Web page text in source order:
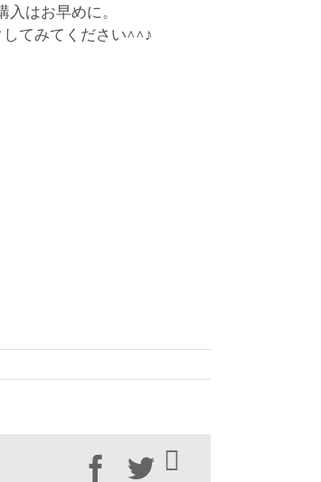
はお早めに。
てみてください^^♪
Facebook
Twitter